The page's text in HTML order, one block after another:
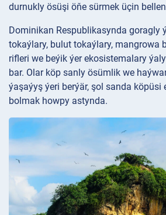
durnukly ösüşi öňe sürmek üçin
Dominikan Respublikasynda goragly
tokaýlary, bulut tokaýlary, mangrowa
rifleri we beýik ýer ekosistemalary
bar. Olar köp sanly ösümlik we
ýaşaýyş ýeri berýär, şol sanda köpüsi
bolmak howpy astynda.